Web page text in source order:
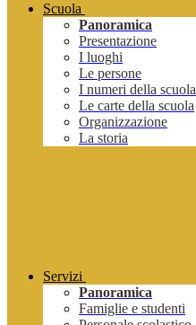
Scuola
Panoramica
Presentazione
I luoghi
Le persone
I numeri della scuola
Le carte della scuola
Organizzazione
La storia
Servizi
Panoramica
Famiglie e studenti